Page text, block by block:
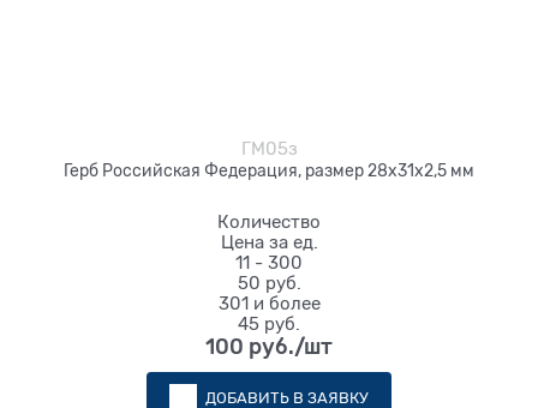
ГМ05з
Герб Российская Федерация, размер 28х31х2,5 мм
Количество
Цена за ед.
11 - 300
50 руб.
301 и более
45 руб.
100 руб./шт
ДОБАВИТЬ В ЗАЯВКУ